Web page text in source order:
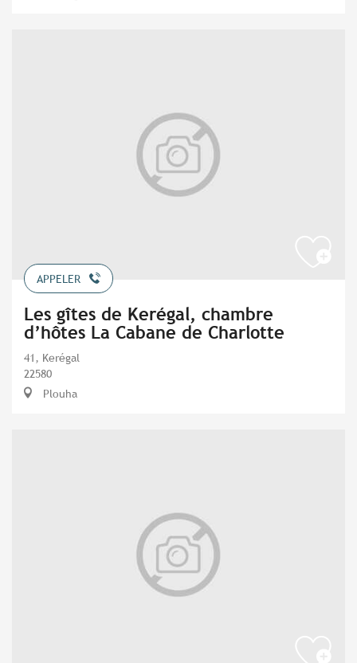
APPELER
Les gîtes de Kerégal, chambre
d’hôtes La Cabane de Charlotte
41, Kerégal
22580
Plouha